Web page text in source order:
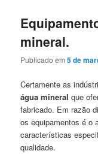
mineral.
Publicado em5 de
Certamente as
água mineral que
fabricado. Em razão
os equipamentos é o
características
qualidade.